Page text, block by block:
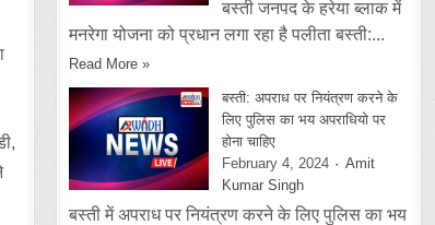
बस्ती जनपद के हरेया ब्लाक में
मनरेगा योजना को प्रधान लगा रहा है पलीता बस्ती:...
Read More »
बस्ती: अपराध पर नियंत्रण करने के
लिए पुलिस का भय अपराधियो पर
होना चाहिए
February 4, 2024
Amit
Kumar Singh
बस्ती में अपराध पर नियंत्रण करने के लिए पुलिस का भय